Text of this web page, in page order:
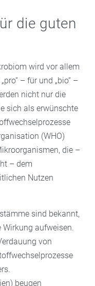
die guten
wird vor allem
– für und „bio“ –
nicht nur die
sich als erwünschte
(WHO)
die –
– dem
Nutzen
sind bekannt,
aufweisen.
von
beugen